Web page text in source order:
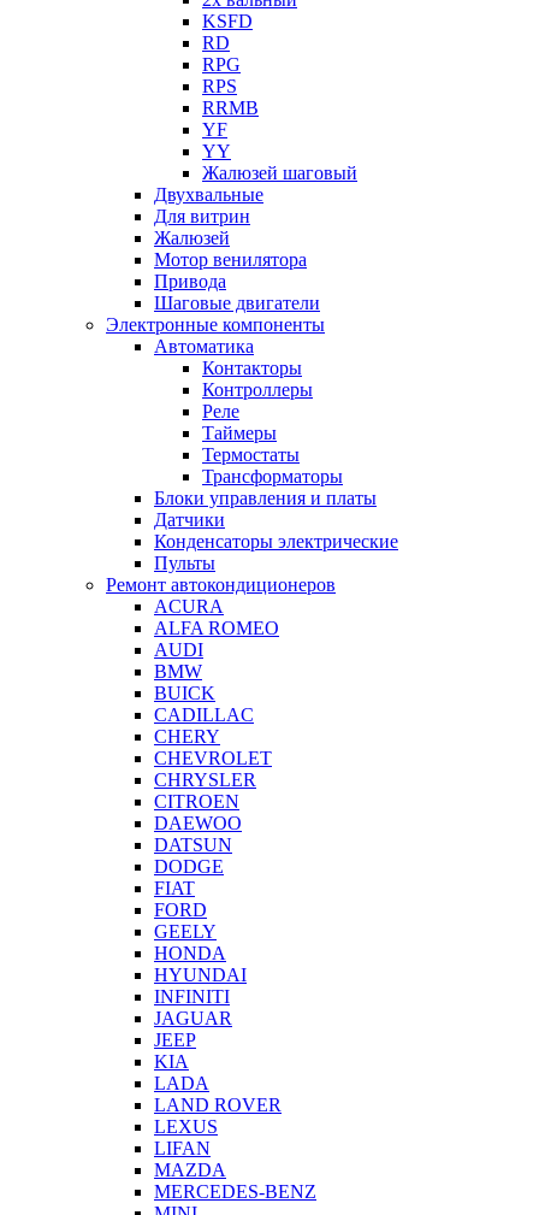
KSFD
RD
RPG
RPS
RRMB
YF
YY
Жалюзей шаговый
Двухвальные
Для витрин
Жалюзей
Мотор венилятора
Привода
Шаговые двигатели
Электронные компоненты
Автоматика
Контакторы
Контроллеры
Реле
Таймеры
Термостаты
Трансформаторы
Блоки управления и платы
Датчики
Конденсаторы электрические
Пульты
Ремонт автокондиционеров
ACURA
ALFA ROMEO
AUDI
BMW
BUICK
CADILLAC
CHERY
CHEVROLET
CHRYSLER
CITROEN
DAEWOO
DATSUN
DODGE
FIAT
FORD
GEELY
HONDA
HYUNDAI
INFINITI
JAGUAR
JEEP
KIA
LADA
LAND ROVER
LEXUS
LIFAN
MAZDA
MERCEDES-BENZ